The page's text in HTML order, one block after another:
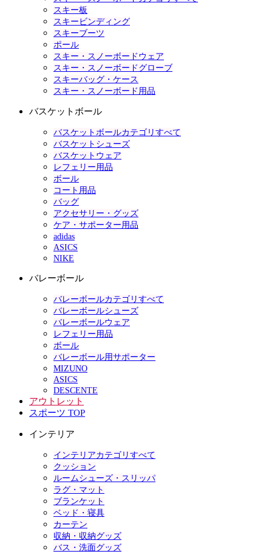
スキー板
スキービンディング
スキーブーツ
ポール
スキー・スノーボードウェア
スキー・スノーボードグローブ
スキーバッグ・ケース
スキー・スノーボード用品
バスケットボール
バスケットボールカテゴリすべて
バスケットシューズ
バスケットウェア
レフェリー用品
ボール
コート用品
バッグ
アクセサリー・グッズ
ケア・サポーター用品
adidas
ASICS
NIKE
バレーボール
バレーボールカテゴリすべて
バレーボールシューズ
バレーボールウェア
レフェリー用品
ボール
バレーボール用サポーター
MIZUNO
ASICS
DESCENTE
アウトレット
スポーツ TOP
インテリア
インテリアカテゴリすべて
クッション
ルームシューズ・スリッパ
ラグ・マット
ブランケット
ベッド・寝具
カーテン
収納・収納グッズ
バス・洗面グッズ